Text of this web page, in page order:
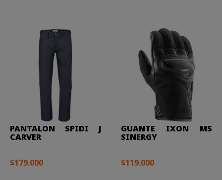
PANTALON SPIDI J
CARVER
$179.000
GUANTE IXON MS
SINERGY
$119.000